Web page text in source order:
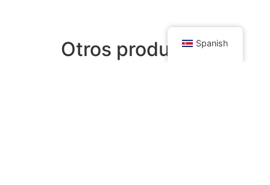
Otros productosSpanish